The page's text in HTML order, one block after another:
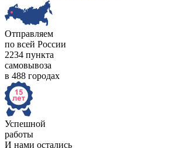
Отправляем
по всей России
2234 пункта
самовывоза
в 488 городах
Успешной
работы
И нами остались